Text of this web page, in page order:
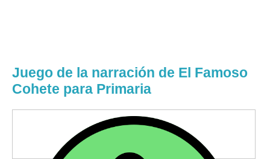
Juego de la narración de El Famoso
Cohete para Primaria